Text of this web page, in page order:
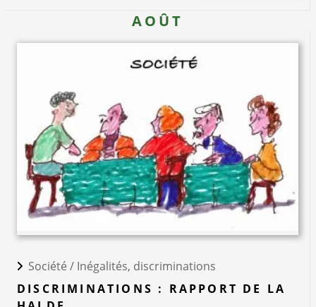
AOÛT
Société / Inégalités, discriminations
DISCRIMINATIONS : RAPPORT DE LA